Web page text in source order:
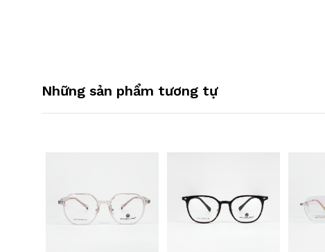
Những sản phẩm tương tự